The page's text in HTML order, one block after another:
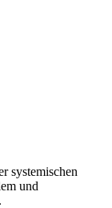
systemischen
und